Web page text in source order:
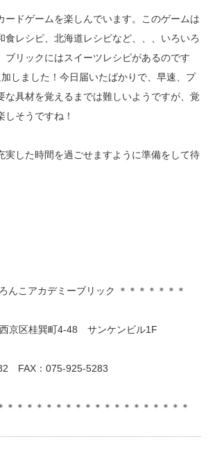
ードゲームを楽しんでいます。このゲームは
食レシピ、北海道レシピなど、、、いろいろ
ブリックにはスイーツレシピがあるのです
しました！今日届いたばかりで、早速、プ
な具材を覚えるまでは難しいようですが、覚
しそうですね！
実した時間を過ごせますように準備をして待
んこアカデミーブリック ＊＊＊＊＊＊＊
京区桂巽町4-48 サンケンビル1F
FAX：075-925-5283
＊＊＊＊＊＊＊＊＊＊＊＊＊＊＊＊＊＊＊